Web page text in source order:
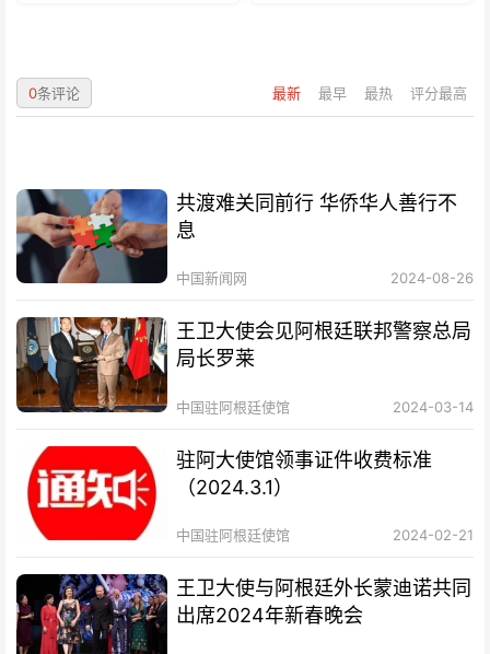
最新 最早 最热 评分最高
0条评论
共渡难关同前行 华侨华人善行不
息
中国新闻网 2024-08-26
王卫大使会见阿根廷联邦警察总局
局长罗莱
中国驻阿根廷使馆 2024-03-14
驻阿大使馆领事证件收费标准
（2024.3.1）
中国驻阿根廷使馆 2024-02-21
王卫大使与阿根廷外长蒙迪诺共同
出席2024年新春晚会